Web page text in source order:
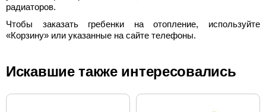
радиаторов.
Чтобы заказать гребенки на отопление, используйте
«Корзину» или указанные на сайте телефоны.
Искавшие также интересовались